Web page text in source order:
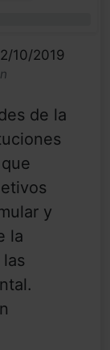
10/2019
de la
y
la